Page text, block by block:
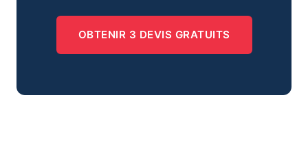
OBTENIR 3 DEVIS GRATUITS